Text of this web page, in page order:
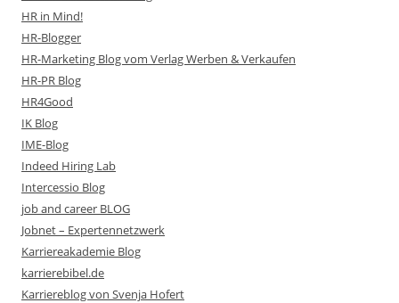
HR in Mind!
HR-Blogger
HR-Marketing Blog vom Verlag Werben & Verkaufen
HR-PR Blog
HR4Good
IK Blog
IME-Blog
Indeed Hiring Lab
Intercessio Blog
job and career BLOG
Jobnet – Expertennetzwerk
Karriereakademie Blog
karrierebibel.de
Karriereblog von Svenja Hofert